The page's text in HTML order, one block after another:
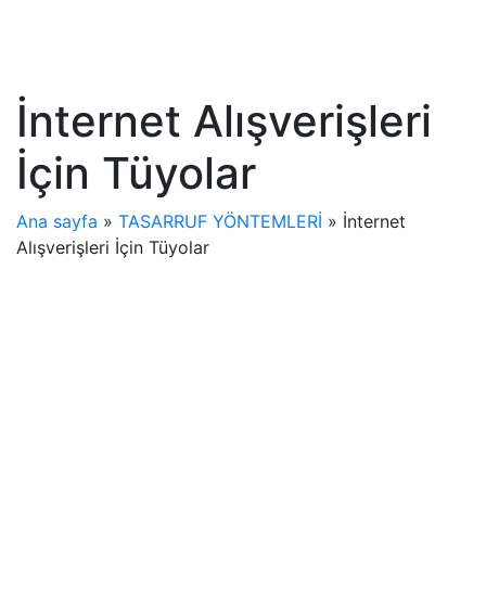
İnternet Alışverişleri
İçin Tüyolar
Ana sayfa » TASARRUF YÖNTEMLERİ » İnternet
Alışverişleri İçin Tüyolar